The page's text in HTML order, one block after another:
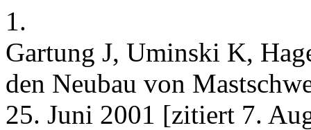
1.
Gartung J, Uminski K,
den Neubau von
25. Juni 2001 [zitiert 7.